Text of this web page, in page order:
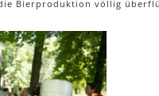
Bierproduktion völlig